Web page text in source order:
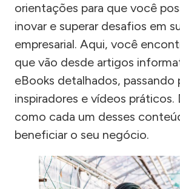
orientações para que você
inovar e superar desafios em
empresarial. Aqui, você
que vão desde artigos
eBooks detalhados, passando
inspiradores e vídeos práticos.
como cada um desses
beneficiar o seu negócio.